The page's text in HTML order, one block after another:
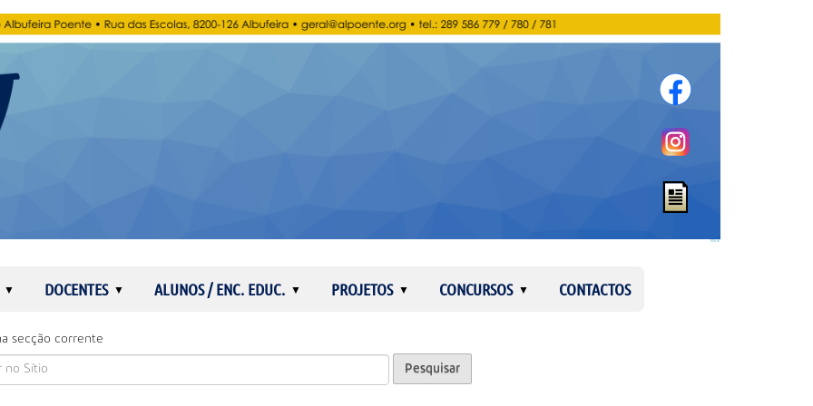
Entrar
DOCENTES ALUNOS / ENC. EDUC. PROJETOS CONCURSOS CONTACTOS
secção corrente